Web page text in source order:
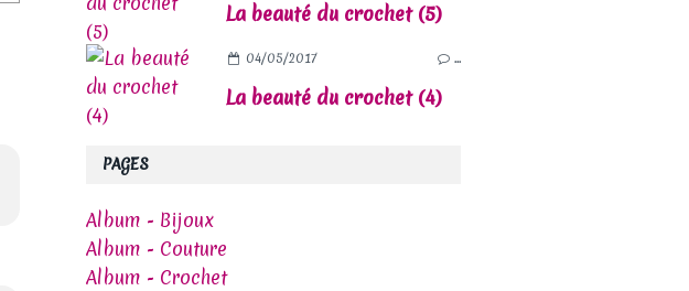
La beauté du crochet (5)
04/05/2017 …
La beauté du crochet (4)
PAGES
Album - Bijoux
Album - Couture
Album - Crochet